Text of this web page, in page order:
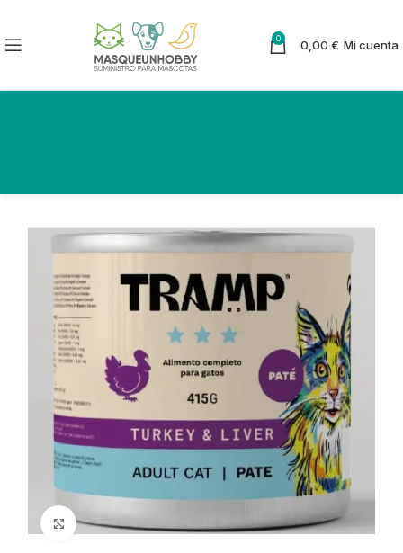
0 0,00 € Mi cuenta
Haga clic para ampliar